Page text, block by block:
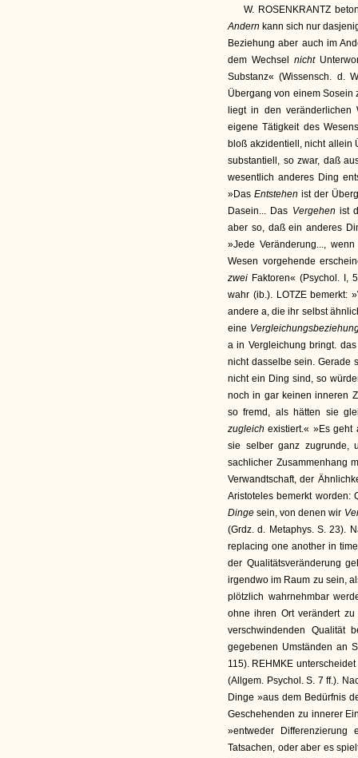
W. ROSENKRANTZ
Andern kann sich nur
Beziehung aber auch im
dem Wechsel nicht
Substanz« (Wissensch. d.
Übergang von einem Sosein
liegt in den
eigene Tätigkeit des
bloß akzidentiell, nicht allein
substantiell, so zwar, daß
wesentlich anderes Ding
»Das Entstehen ist der
Dasein... Das Vergehenist
aber so, daß ein anderes
»Jede Veränderung...,
Wesen vorgehende
zwei Faktoren« (Psychol. I,
wahr (ib.). LOTZE bemerkt:
andere a, die ihr selbst
eine
a in Vergleichung bringt.
nicht dasselbe sein. Gerade
nicht ein Ding sind, so
noch in gar keinen inneren
so fremd, als hätten sie
zugleichexistiert.« »Es geht
sie selber ganz zugrunde,
sachlicher Zusammenhang
Verwandtschaft, der
Aristoteles bemerkt worden:
Dingesein, von denen wir
(Grdz. d. Metaphys. S. 23).
replacing one another in
der Qualitätsveränderung
irgendwo im Raum zu sein,
plötzlich wahrnehmbar
ohne ihren Ort verändert
verschwindenden Qualität
gegebenen Umständen an
115). REHMKE
(Allgem. Psychol. S. 7 ff.).
Dinge »aus dem Bedürfnis
Geschehenden zu innerer
»entweder
Tatsachen, oder aber es